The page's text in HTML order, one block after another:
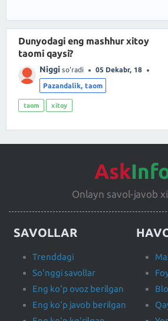
Dunyodagi eng mashhur xitoy
taomi qaysi?
Niggi so'radi 05 Dekabr, 18
Pazandalik, taom
taom xitoy
Ask
Onlayn savol-javob
SAVOLLAR
Trenddagi
So'nggi savollar
Eng ko'p ovoz berilgan
Eng ko'p javob berilgan